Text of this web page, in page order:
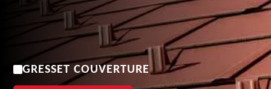
GRESSET COUVERTURE